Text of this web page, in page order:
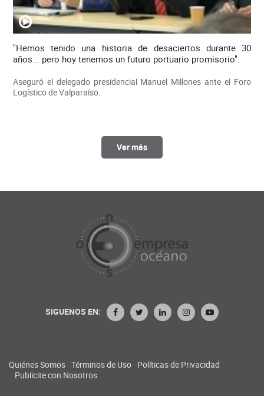
"Hemos tenido una historia de desaciertos durante 30
años... pero hoy tenemos un futuro portuario promisorio".
Aseguró el delegado presidencial Manuel Millones ante el Foro
Logístico de Valparaíso.
Ver más
SIGUENOS EN:
Quiénes Somos Términos de Uso Políticas de Privacidad
Publicite con Nosotros